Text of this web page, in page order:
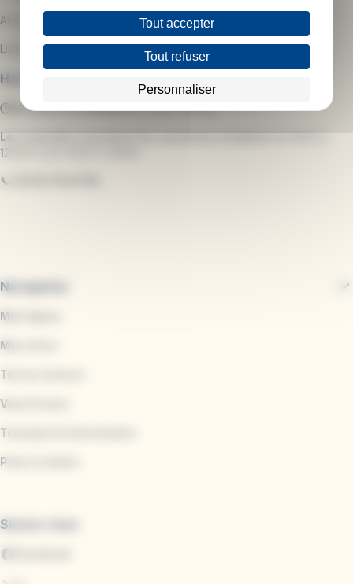
Arrêt :
Lignes de bus :1-2-3-4-5
Horaires d'ouverture
🕐Du lundi au vendredide 7h00 à 19h30.
Les samedis et pendant les vacances scolairesde 8h30 à
12h30 et de 14h00 à 18h00.
📞
Navigation
Mes lignes
Mes titres
Tul sur mesure
Vous & nous
Transports Interurbains
Pass'scolaire
Suivez-nous
Tout accepter
Tout refuser
Personnaliser